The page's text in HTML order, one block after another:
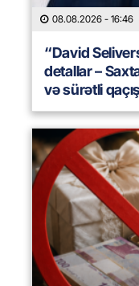
08.08.2026 - 16:46
“David
detallar –
və sürətli